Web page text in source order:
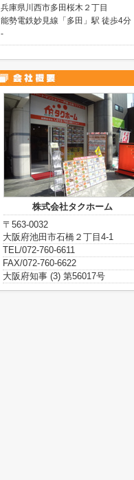
兵庫県川西市多田桜木２丁目
能勢電鉄妙見線「多田」駅 徒歩4分
-
株式会社タクホーム
〒563-0032
大阪府池田市石橋２丁目4-1
TEL/072-760-6611
FAX/072-760-6622
大阪府知事 (3) 第56017号